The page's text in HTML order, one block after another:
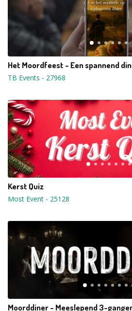
Het Moordfeest - Een spannend
TB Events - 27968
Kerst Quiz
Most Event - 25128
Moorddiner - Meeslepend 3-